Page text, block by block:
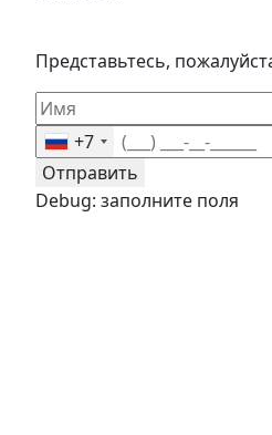
Представьтесь,
+7
Отправить
Debug: заполните поля